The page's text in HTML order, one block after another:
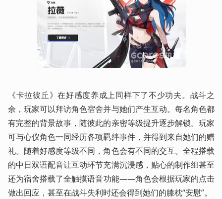
《卡拉彼丘》在好感度养成上同样下了不少功夫。战斗之
余，玩家可以拜访角色宿舍并与她们产生互动。每名角色都
有完整的背景故事，随彼此的亲密等级提升逐步解锁。玩家
可与心仪角色一同经历各项羁绊事件，并得到来自她们的赠
礼。随着好感度等级不同，角色会有不同的交互。全程搭载
的中日双语配音让互动环节充满沉浸感，贴心的制作组甚至
还为宿舍搭载了全触摸语音功能——角色会根据玩家的点击
做出回应，甚至在战斗失利时还会得到她们的膝枕“安慰”。